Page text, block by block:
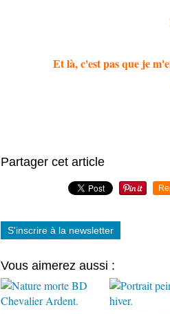
Et là, c'est pas que je
Partager cet article
S'inscrire à la newsletter
Vous aimerez aussi :